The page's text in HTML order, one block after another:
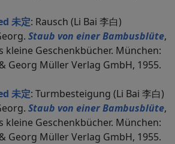
未定: Rausch (Li Bai 李白)
Staub von einer Bambusblüte,
kleine Geschenkbücher. München:
Georg Müller Verlag GmbH, 1955.
未定: Turmbesteigung (Li Bai 李白)
Staub von einer Bambusblüte,
kleine Geschenkbücher. München:
Georg Müller Verlag GmbH, 1955.